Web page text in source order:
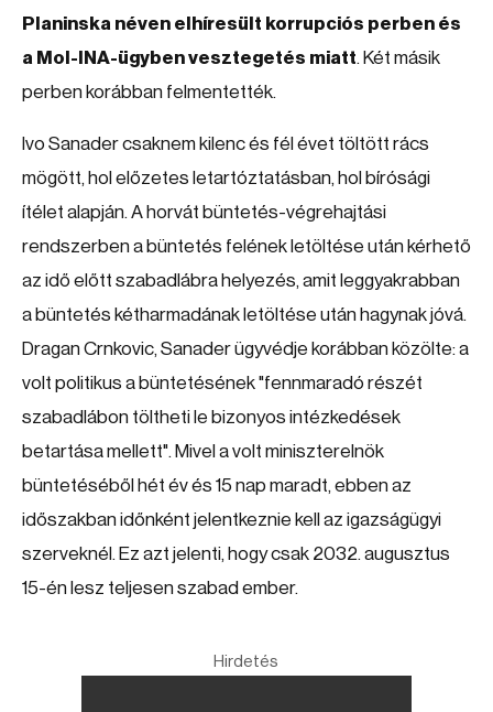
Planinska néven elhíresült korrupciós perben és
a Mol-INA-ügyben vesztegetés miatt. Két másik
perben korábban felmentették.
Ivo Sanader csaknem kilenc és fél évet töltött rács
mögött, hol előzetes letartóztatásban, hol bírósági
ítélet alapján. A horvát büntetés-végrehajtási
rendszerben a büntetés felének letöltése után kérhető
az idő előtt szabadlábra helyezés, amit leggyakrabban
a büntetés kétharmadának letöltése után hagynak jóvá.
Dragan Crnkovic, Sanader ügyvédje korábban közölte: a
volt politikus a büntetésének "fennmaradó részét
szabadlábon töltheti le bizonyos intézkedések
betartása mellett". Mivel a volt miniszterelnök
büntetéséből hét év és 15 nap maradt, ebben az
időszakban időnként jelentkeznie kell az igazságügyi
szerveknél. Ez azt jelenti, hogy csak 2032. augusztus
15-én lesz teljesen szabad ember.
Hirdetés